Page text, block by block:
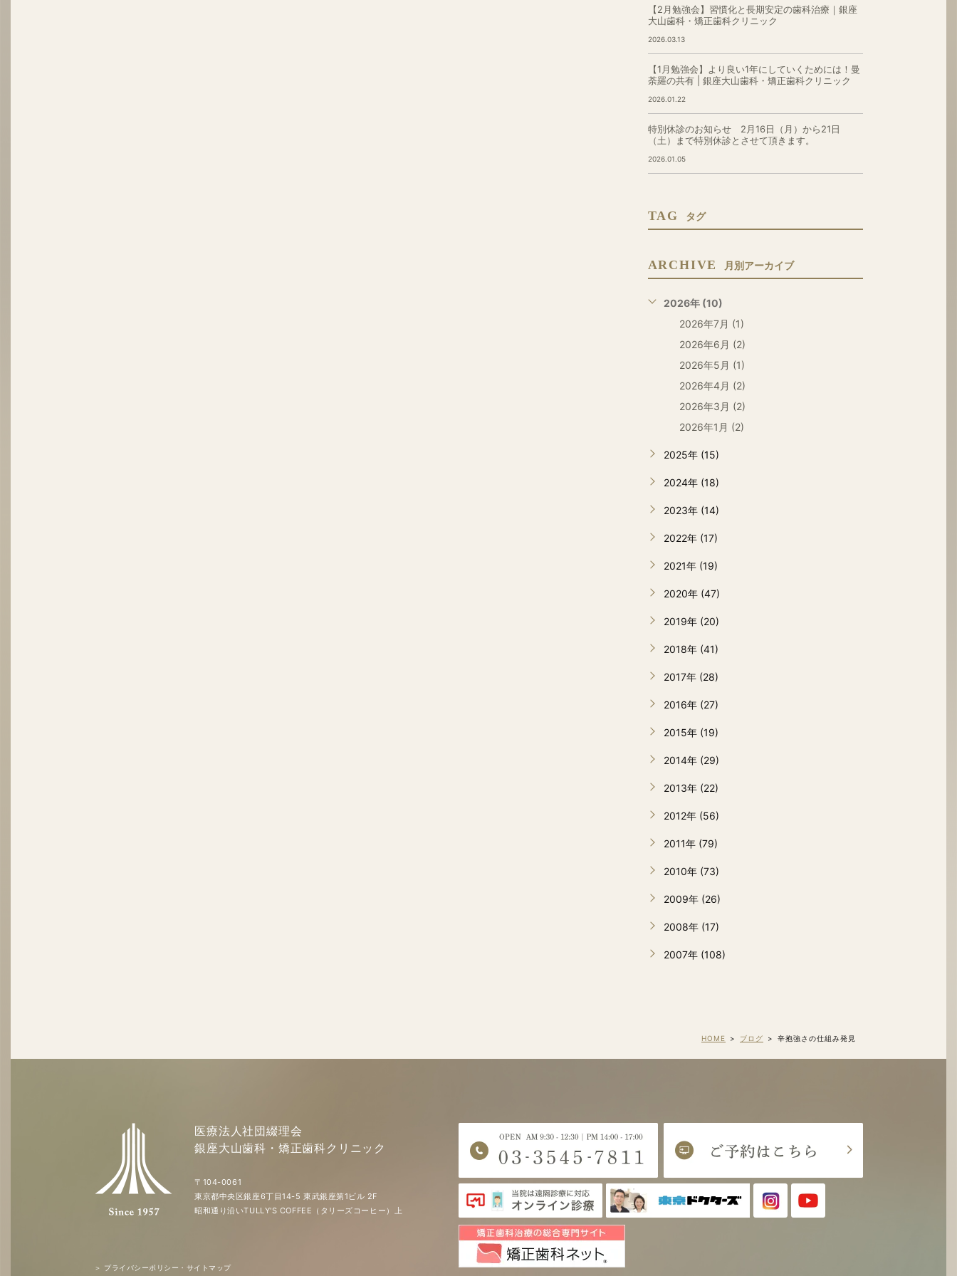
【2月勉強会】習慣化と長期安定の歯科治療｜銀座
大山歯科・矯正歯科クリニック
2026.03.13
【1月勉強会】より良い1年にしていくためには！曼
荼羅の共有 | 銀座大山歯科・矯正歯科クリニック
2026.01.22
特別休診のお知らせ 2月16日（月）から21日
（土）まで特別休診とさせて頂きます。
2026.01.05
TAG タグ
ARCHIVE 月別アーカイブ
2026年 (10)
2026年7月 (1)
2026年6月 (2)
2026年5月 (1)
2026年4月 (2)
2026年3月 (2)
2026年1月 (2)
2025年 (15)
2024年 (18)
2023年 (14)
2022年 (17)
2021年 (19)
2020年 (47)
2019年 (20)
2018年 (41)
2017年 (28)
2016年 (27)
2015年 (19)
2014年 (29)
2013年 (22)
2012年 (56)
2011年 (79)
2010年 (73)
2009年 (26)
2008年 (17)
2007年 (108)
HOME ブログ 辛抱強さの仕組み発見
医療法人社団綴理会
銀座大山歯科・矯正歯科クリニック
〒104-0061
東京都中央区銀座6丁目14-5 東武銀座第1ビル 2F
昭和通り沿いTULLY'S COFFEE（タリーズコーヒー）上
＞ プライバシーポリシー・サイトマップ